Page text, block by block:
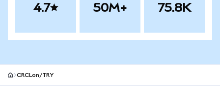
4.7 50M+ 75.8K
CRCLon/TRY